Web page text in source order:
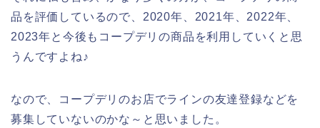
品を評価しているので、2020年、2021年、2022年、
2023年と今後もコープデリの商品を利用していくと思
うんですよね♪
なので、コープデリのお店でラインの友達登録などを
募集していないのかな～と思いました。